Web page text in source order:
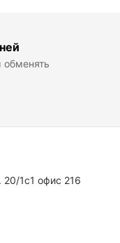
обменять
20/1с1 офис 216